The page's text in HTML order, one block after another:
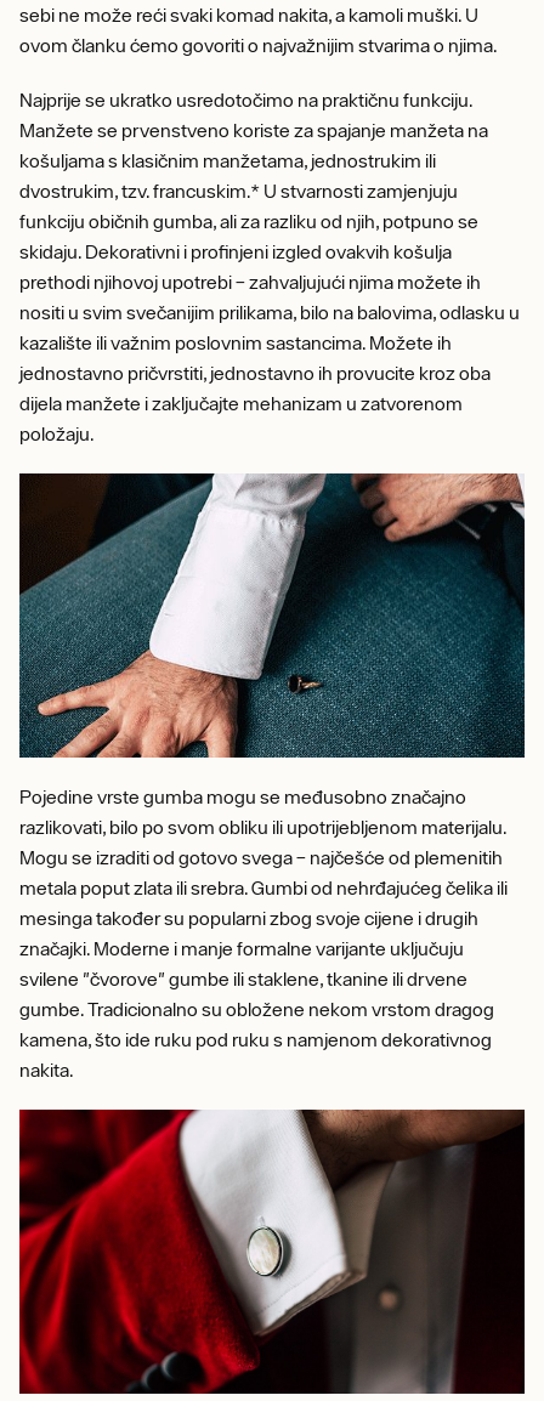
sebi ne može reći svaki komad nakita, a kamoli muški. U
ovom članku ćemo govoriti o najvažnijim stvarima o njima.
Najprije se ukratko usredotočimo na praktičnu funkciju.
Manžete se prvenstveno koriste za spajanje manžeta na
košuljama s klasičnim manžetama, jednostrukim ili
dvostrukim, tzv. francuskim.* U stvarnosti zamjenjuju
funkciju običnih gumba, ali za razliku od njih, potpuno se
skidaju. Dekorativni i profinjeni izgled ovakvih košulja
prethodi njihovoj upotrebi – zahvaljujući njima možete ih
nositi u svim svečanijim prilikama, bilo na balovima, odlasku u
kazalište ili važnim poslovnim sastancima. Možete ih
jednostavno pričvrstiti, jednostavno ih provucite kroz oba
dijela manžete i zaključajte mehanizam u zatvorenom
položaju.
Pojedine vrste gumba mogu se međusobno značajno
razlikovati, bilo po svom obliku ili upotrijebljenom materijalu.
Mogu se izraditi od gotovo svega – najčešće od plemenitih
metala poput zlata ili srebra. Gumbi od nehrđajućeg čelika ili
mesinga također su popularni zbog svoje cijene i drugih
značajki. Moderne i manje formalne varijante uključuju
svilene "čvorove" gumbe ili staklene, tkanine ili drvene
gumbe. Tradicionalno su obložene nekom vrstom dragog
kamena, što ide ruku pod ruku s namjenom dekorativnog
nakita.